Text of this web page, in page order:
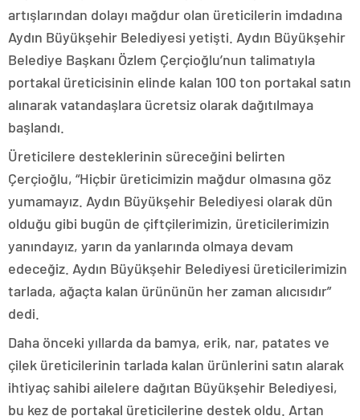
artışlarından dolayı mağdur olan üreticilerin imdadına
Aydın Büyükşehir Belediyesi yetişti. Aydın Büyükşehir
Belediye Başkanı Özlem Çerçioğlu’nun talimatıyla
portakal üreticisinin elinde kalan 100 ton portakal satın
alınarak vatandaşlara ücretsiz olarak dağıtılmaya
başlandı.
Üreticilere desteklerinin süreceğini belirten
Çerçioğlu, “Hiçbir üreticimizin mağdur olmasına göz
yumamayız. Aydın Büyükşehir Belediyesi olarak dün
olduğu gibi bugün de çiftçilerimizin, üreticilerimizin
yanındayız, yarın da yanlarında olmaya devam
edeceğiz. Aydın Büyükşehir Belediyesi üreticilerimizin
tarlada, ağaçta kalan ürününün her zaman alıcısıdır”
dedi.
Daha önceki yıllarda da bamya, erik, nar, patates ve
çilek üreticilerinin tarlada kalan ürünlerini satın alarak
ihtiyaç sahibi ailelere dağıtan Büyükşehir Belediyesi,
bu kez de portakal üreticilerine destek oldu. Artan